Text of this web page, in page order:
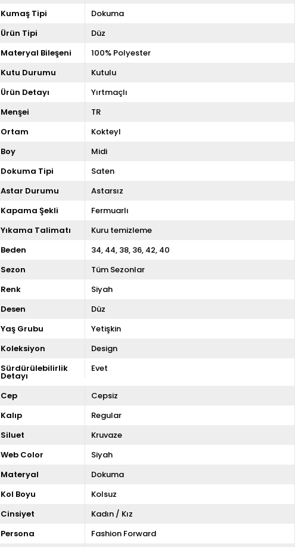
Kumaş Tipi
Dokuma
Ürün Tipi
Düz
Materyal Bileşeni
100% Polyester
Kutu Durumu
Kutulu
Ürün Detayı
Yırtmaçlı
Menşei
TR
Ortam
Kokteyl
Boy
Midi
Dokuma Tipi
Saten
Astar Durumu
Astarsız
Kapama Şekli
Fermuarlı
Yıkama Talimatı
Kuru temizleme
Beden
34 44 38 36 42 40
Sezon
Tüm Sezonlar
Renk
Siyah
Desen
Düz
Yaş Grubu
Yetişkin
Koleksiyon
Design
Sürdürülebilirlik
Detayı
Evet
Cep
Cepsiz
Kalıp
Regular
Siluet
Kruvaze
Web Color
Siyah
Materyal
Dokuma
Kol Boyu
Kolsuz
Cinsiyet
Kadın / Kız
Persona
Fashion Forward